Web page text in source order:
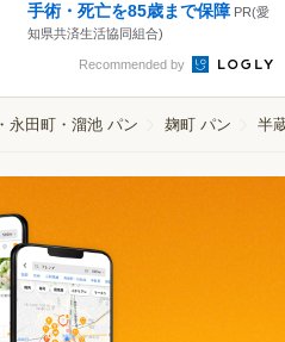
手術・死亡を85歳まで保障 PR(愛
知県共済生活協同組合)
Recommended by
永田町・溜池 パン 麹町 パン 半